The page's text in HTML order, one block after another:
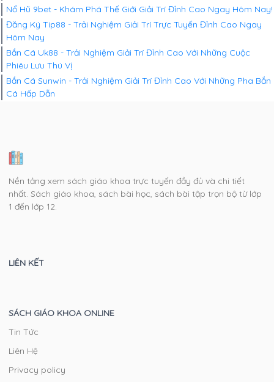
Nổ Hũ 9bet - Khám Phá Thế Giới Giải Trí Đỉnh Cao Ngay Hôm Nay!
Đăng Ký Tip88 - Trải Nghiệm Giải Trí Trực Tuyến Đỉnh Cao Ngay
Hôm Nay
Bắn Cá Uk88 - Trải Nghiệm Giải Trí Đỉnh Cao Với Những Cuộc
Phiêu Lưu Thú Vị
Bắn Cá Sunwin - Trải Nghiệm Giải Trí Đỉnh Cao Với Những Pha Bắn
Cá Hấp Dẫn
Nền tảng xem sách giáo khoa trực tuyến đầy đủ và chi tiết
nhất. Sách giáo khoa, sách bài học, sách bài tập trọn bộ từ lớp
1 đến lớp 12.
LIÊN KẾT
SÁCH GIÁO KHOA ONLINE
Tin Tức
Liên Hệ
Privacy policy